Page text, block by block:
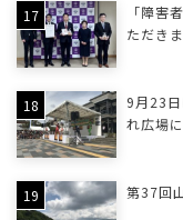
「障害
ただきま
9月23
れ広場
第37回